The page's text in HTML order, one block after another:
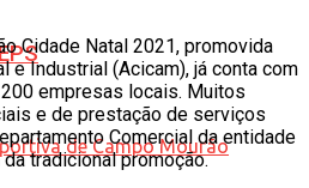
Cidade Natal 2021, promovida
e Industrial (Acicam), já conta com
empresas locais. Muitos
e de prestação de serviços
Comercial da entidade
tradicional promoção.